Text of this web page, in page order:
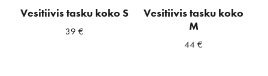
Vesitiivis tasku koko S
39 €
Vesitiivis tasku koko
M
44€